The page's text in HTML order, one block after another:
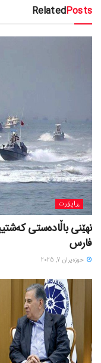
RelatedPosts
ڕاپۆرت
نهێنی باڵادەستی
فارس
حوزه‌یران 7, 2025